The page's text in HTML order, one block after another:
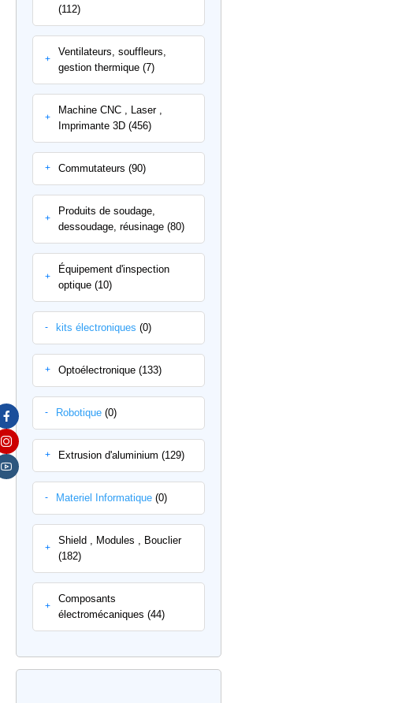
(112)
+
Ventilateurs, souffleurs,
gestion thermique (7)
+
Machine CNC , Laser ,
Imprimante 3D (456)
+ Commutateurs (90)
+
Produits de soudage,
dessoudage, réusinage (80)
+
Équipement d'inspection
optique (10)
- kits électroniques (0)
+ Optoélectronique (133)
- Robotique (0)
+ Extrusion d'aluminium (129)
- Materiel Informatique (0)
+
Shield , Modules , Bouclier
(182)
+
Composants
électromécaniques (44)